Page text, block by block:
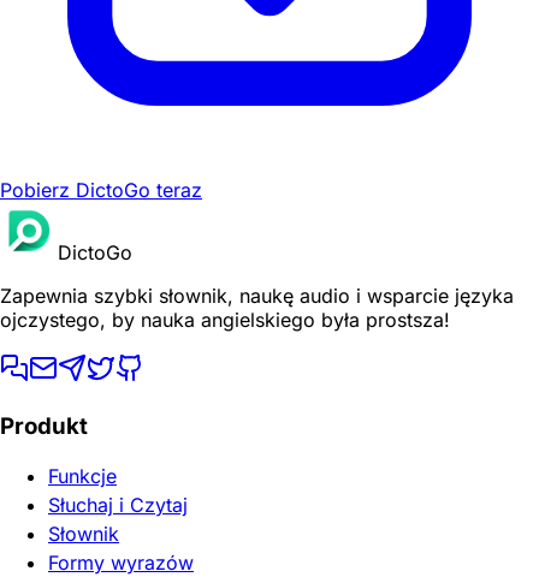
Pobierz DictoGo teraz
DictoGo
Zapewnia szybki słownik, naukę audio i wsparcie języka
ojczystego, by nauka angielskiego była prostsza!
Produkt
Funkcje
Słuchaj i Czytaj
Słownik
Formy wyrazów